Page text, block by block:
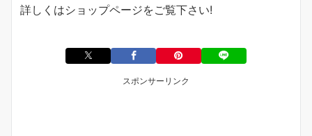
詳しくはショップページをご覧下さい!
スポンサーリンク